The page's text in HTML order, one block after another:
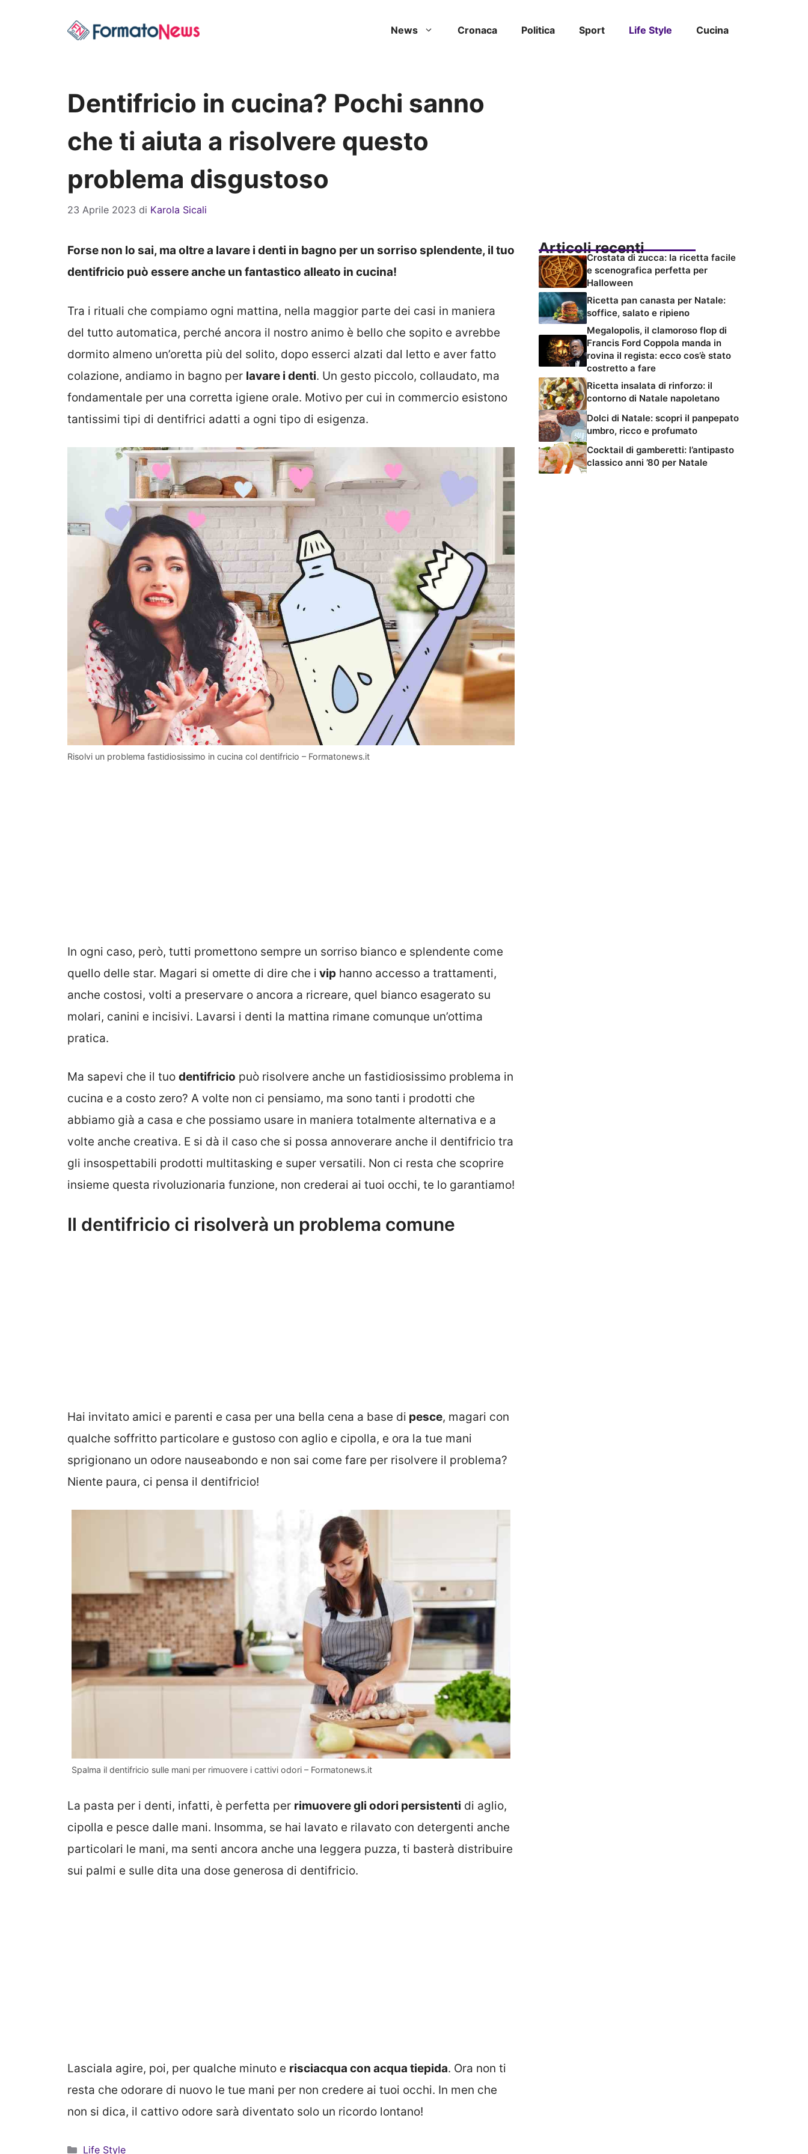
News Cronaca Politica Sport Life Style Cucina
Dentifricio in cucina? Pochi sanno
che ti aiuta a risolvere questo
problema disgustoso
23 Aprile 2023 di Karola Sicali
Forse non lo sai, ma oltre a lavare i denti in bagno per un sorriso splendente, il tuo
dentifricio può essere anche un fantastico alleato in cucina!
Tra i rituali che compiamo ogni mattina, nella maggior parte dei casi in maniera
del tutto automatica, perché ancora il nostro animo è bello che sopito e avrebbe
dormito almeno un’oretta più del solito, dopo esserci alzati dal letto e aver fatto
colazione, andiamo in bagno per lavare i denti. Un gesto piccolo, collaudato, ma
fondamentale per una corretta igiene orale. Motivo per cui in commercio esistono
tantissimi tipi di dentifrici adatti a ogni tipo di esigenza.
Risolvi un problema fastidiosissimo in cucina col dentifricio – Formatonews.it
In ogni caso, però, tutti promettono sempre un sorriso bianco e splendente come
quello delle star. Magari si omette di dire che i vip hanno accesso a trattamenti,
anche costosi, volti a preservare o ancora a ricreare, quel bianco esagerato su
molari, canini e incisivi. Lavarsi i denti la mattina rimane comunque un’ottima
pratica.
Ma sapevi che il tuo dentifricio può risolvere anche un fastidiosissimo problema in
cucina e a costo zero? A volte non ci pensiamo, ma sono tanti i prodotti che
abbiamo già a casa e che possiamo usare in maniera totalmente alternativa e a
volte anche creativa. E si dà il caso che si possa annoverare anche il dentifricio tra
gli insospettabili prodotti multitasking e super versatili. Non ci resta che scoprire
insieme questa rivoluzionaria funzione, non crederai ai tuoi occhi, te lo garantiamo!
Il dentifricio ci risolverà un problema comune
Hai invitato amici e parenti e casa per una bella cena a base di pesce, magari con
qualche soffritto particolare e gustoso con aglio e cipolla, e ora la tue mani
sprigionano un odore nauseabondo e non sai come fare per risolvere il problema?
Niente paura, ci pensa il dentifricio!
Spalma il dentifricio sulle mani per rimuovere i cattivi odori – Formatonews.it
La pasta per i denti, infatti, è perfetta per rimuovere gli odori persistenti di aglio,
cipolla e pesce dalle mani. Insomma, se hai lavato e rilavato con detergenti anche
particolari le mani, ma senti ancora anche una leggera puzza, ti basterà distribuire
sui palmi e sulle dita una dose generosa di dentifricio.
Lasciala agire, poi, per qualche minuto e risciacqua con acqua tiepida. Ora non ti
resta che odorare di nuovo le tue mani per non credere ai tuoi occhi. In men che
non si dica, il cattivo odore sarà diventato solo un ricordo lontano!
Categorie
Life Style
Articoli recenti
Crostata di zucca: la ricetta facile
e scenografica perfetta per
Halloween
Ricetta pan canasta per Natale:
soffice, salato e ripieno
Megalopolis, il clamoroso flop di
Francis Ford Coppola manda in
rovina il regista: ecco cos’è stato
costretto a fare
Ricetta insalata di rinforzo: il
contorno di Natale napoletano
Dolci di Natale: scopri il panpepato
umbro, ricco e profumato
Cocktail di gamberetti: l’antipasto
classico anni ’80 per Natale